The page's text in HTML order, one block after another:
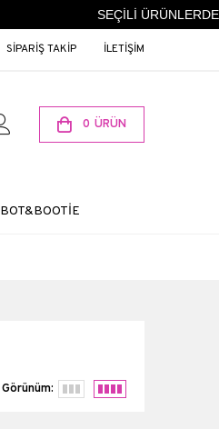
SEÇİLİ ÜRÜNLERDE
SİPARİŞ TAKİP İLETİŞİM
0 ÜRÜN
BOT&BOOTİE